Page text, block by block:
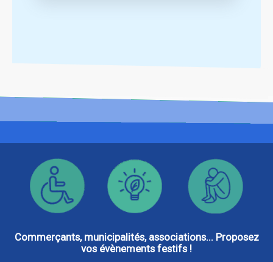
Commerçants, municipalités, associations... Proposez
vos évènements festifs !